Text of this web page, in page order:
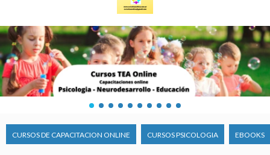
CURSOS DE CAPACITACION ONLINE CURSOS PSICOLOGIA EBOOKS